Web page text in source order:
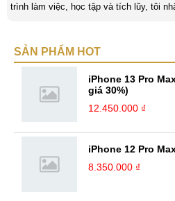
trình làm việc, học tập và tích lũy, tôi
năng làm việc độc lập, làm việc nhóm
SẢN PHẨM HOT
iPhone 13 Pro
giá 30%)
12.450.000 ₫
iPhone 12 Pro
8.350.000 ₫